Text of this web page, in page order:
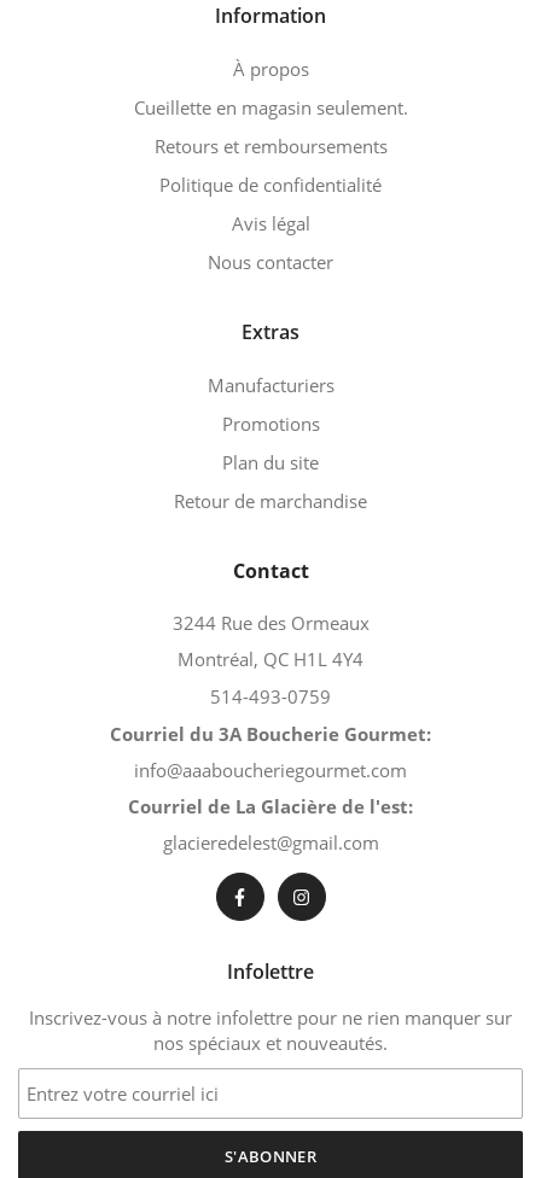
Information
À propos
Cueillette en magasin seulement.
Retours et remboursements
Politique de confidentialité
Avis légal
Nous contacter
Extras
Manufacturiers
Promotions
Plan du site
Retour de marchandise
Contact
3244 Rue des Ormeaux
Montréal, QC H1L 4Y4
514-493-0759
Courriel du 3A Boucherie Gourmet:
info@aaaboucheriegourmet.com
Courriel de La Glacière de l'est:
glacieredelest@gmail.com
Infolettre
Inscrivez-vous à notre infolettre pour ne rien manquer sur
nos spéciaux et nouveautés.